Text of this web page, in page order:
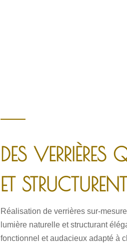
DES
ET
Réalisation de verrières sur-
lumière naturelle et structurant
fonctionnel et audacieux adapté à